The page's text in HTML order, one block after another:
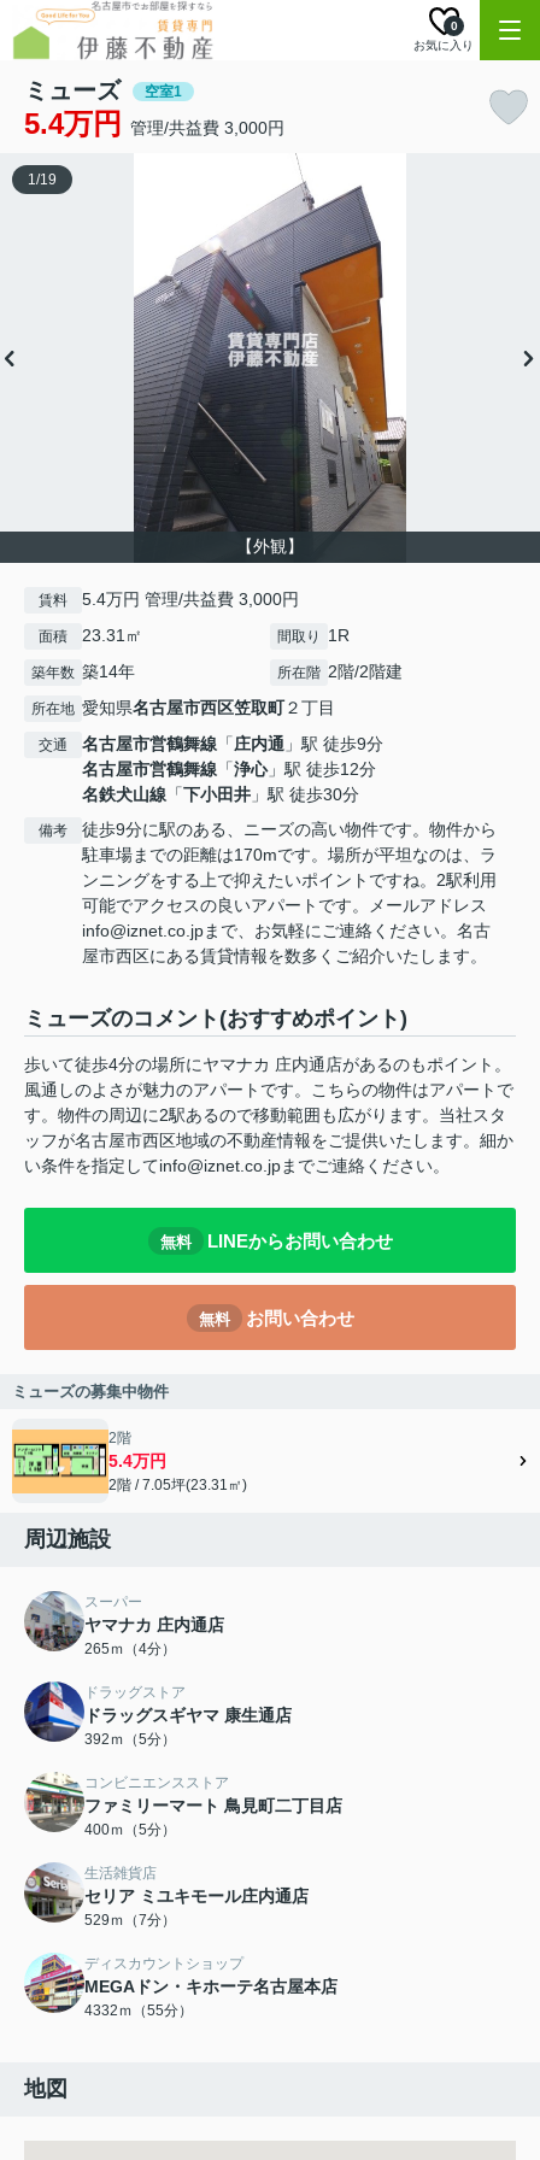
お気に入り
0
ミューズ 空室1
5.4万円 管理/共益費 3,000円
【外観】
1/19
賃料 5.4万円 管理/共益費 3,000円
面積 23.31㎡ 間取り 1R
築年数 築14年 所在階 2階/2階建
所在地 愛知県名古屋市西区笠取町２丁目
交通 名古屋市営鶴舞線 「庄内通 」駅 徒歩9分
名古屋市営鶴舞線 「浄心」駅 徒歩12分
名鉄犬山線 「下小田井 」駅 徒歩30分
備考
徒歩9分に駅のある、ニーズの高い物件です。物件から
駐車場までの距離は170mです。場所が平坦なのは、ラ
ンニングをする上で抑えたいポイントですね。2駅利用
可能でアクセスの良いアパートです。メールアドレス
info@iznet.co.jpまで、お気軽にご連絡ください。名古
屋市西区にある賃貸情報を数多くご紹介いたします。
ミューズのコメント(おすすめポイント)
歩いて徒歩4分の場所にヤマナカ 庄内通店があるのもポイント。
風通しのよさが魅力のアパートです。こちらの物件はアパートで
す。物件の周辺に2駅あるので移動範囲も広がります。当社スタ
ッフが名古屋市西区地域の不動産情報をご提供いたします。細か
い条件を指定してinfo@iznet.co.jpまでご連絡ください。
無料 LINEからお問い合わせ
無料 お問い合わせ
ミューズの募集中物件
2階
5.4万円
2階 / 7.05坪(23.31㎡)
周辺施設
スーパー
ヤマナカ 庄内通店
265ｍ（4分）
ドラッグストア
ドラッグスギヤマ 康生通店
392ｍ（5分）
コンビニエンスストア
ファミリーマート 鳥見町二丁目店
400ｍ（5分）
生活雑貨店
セリア ミユキモール庄内通店
529ｍ（7分）
ディスカウントショップ
MEGAドン・キホーテ名古屋本店
4332ｍ（55分）
地図